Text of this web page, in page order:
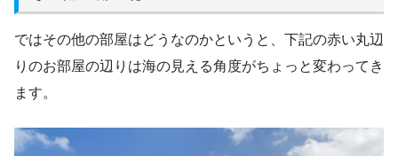
ではその他の部屋はどうなのかというと、下記の赤い丸辺
りのお部屋の辺りは海の見える角度がちょっと変わってき
ます。